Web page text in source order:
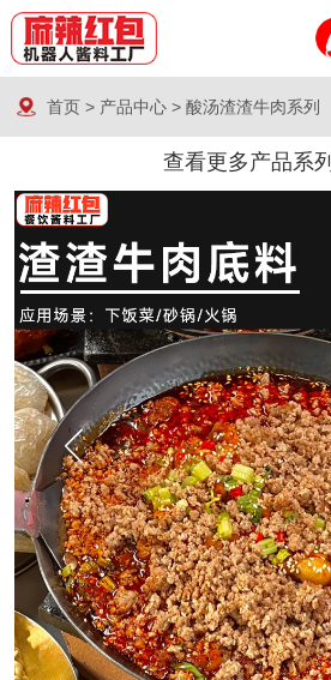
首页> 产品中心> 酸汤渣渣牛肉系列
查看更多产品系列